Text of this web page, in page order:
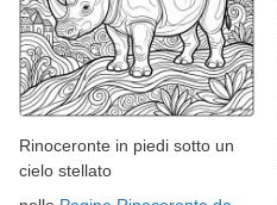
Rinoceronte in piedi sotto un
cielo stellato